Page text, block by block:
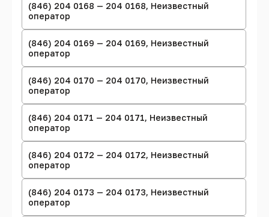
(846) 204 0168 — 204 0168, Неизвестный
оператор
(846) 204 0169 — 204 0169, Неизвестный
оператор
(846) 204 0170 — 204 0170, Неизвестный
оператор
(846) 204 0171 — 204 0171, Неизвестный
оператор
(846) 204 0172 — 204 0172, Неизвестный
оператор
(846) 204 0173 — 204 0173, Неизвестный
оператор